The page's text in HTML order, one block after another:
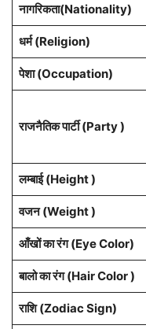
नागरिकता(Nationality)
धर्म (Religion)
पेशा (Occupation)
राजनैतिक पार्टी (Party )
लम्बाई (Height )
वजन (Weight )
आँखों का रंग (Eye Color)
बालो का रंग (Hair Color )
राशि (Zodiac Sign)